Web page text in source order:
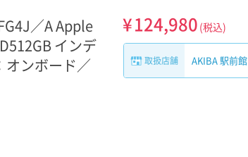
／A Apple
インデ
オンボード／
¥124,980 (税込)
取扱店舗 AKIBA 駅前館